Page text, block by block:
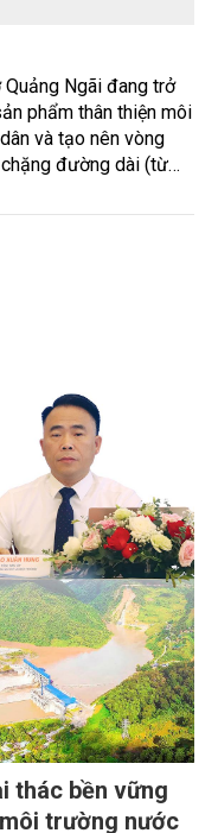
Ngãi đang trở
phẩm thân thiện môi
và tạo nên vòng
chặng đường dài (từ
đã được thị trường